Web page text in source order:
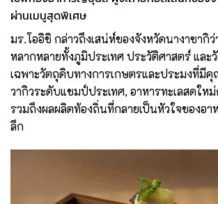
ผ่านเมนูสุดพิเศษ
มร.โออิชิ กล่าวถึงเสน่ห์ของจังหวัดนางาซากิ
หลากหลายทั้งภูมิประเทศ ประวัติศาสตร์ แล
เฉพาะวัตถุดิบทางการเกษตรและประมงที่มี
วากิวระดับแชมป์ประเทศ, อาหารทะเลสดให
รวมถึงผลผลิตท้องถิ่นที่กลายเป็นหัวใจของอ
ลึก